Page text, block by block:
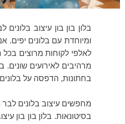
בלון בון בון עיצוב
ומיוחדת עם בלונים יפים.
לאלפי לקוחות מרוצים בכל
מרהיבים לאירועים שונים.
בחתונות, הדפסה על בלונים
מחפשים עיצוב בלונים לבר